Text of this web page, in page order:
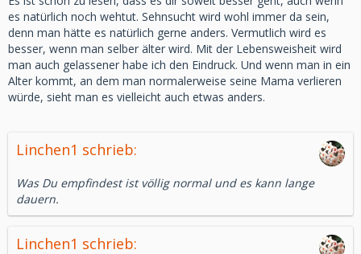
es natürlich noch wehtut. Sehnsucht wird wohl immer da sein,
denn man hätte es natürlich gerne anders. Vermutlich wird es
besser, wenn man selber älter wird. Mit der Lebensweisheit wird
man auch gelassener habe ich den Eindruck. Und wenn man in ein
Alter kommt, an dem man normalerweise seine Mama verlieren
würde, sieht man es vielleicht auch etwas anders.
Linchen1 schrieb:
Was Du empfindest ist völlig normal und es kann lange
dauern.
Linchen1 schrieb: